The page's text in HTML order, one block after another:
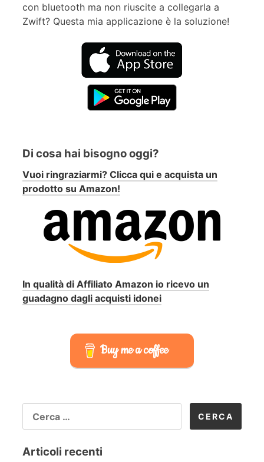
con bluetooth ma non riuscite a collegarla a
Zwift? Questa mia applicazione è la soluzione!
Di cosa hai bisogno oggi?
Vuoi ringraziarmi? Clicca qui e acquista un
prodotto su Amazon!
In qualità di Affiliato Amazon io ricevo un
guadagno dagli acquisti idonei
Buy me a coffee
PER:
Articoli recenti